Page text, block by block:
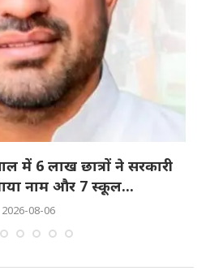
में 6 लाख छात्रों ने सरकारी
नाम और 7 स्कूल...
2026-08-06